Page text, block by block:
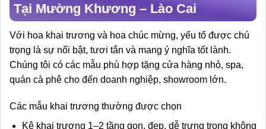
Tại Mường Khương – Lào Cai
Với hoa khai trương và hoa chúc mừng, yếu tố được chú
trọng là sự nổi bật, tươi tắn và mang ý nghĩa tốt lành.
Chúng tôi có các mẫu phù hợp tặng cửa hàng nhỏ, spa,
quán cà phê cho đến doanh nghiệp, showroom lớn.
Các mẫu khai trương thường được chọn
Kệ khai trương 1–2 tầng gọn, đẹp, dễ trưng trong không